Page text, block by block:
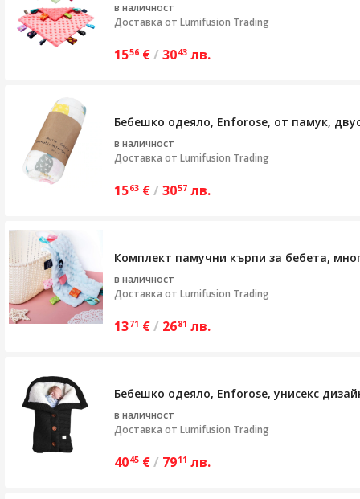
в наличност
Доставка от Lumifusion Trading
1556 €/ 3043 лв.
Бебешко одеяло, Enforose, от памук,
в наличност
Доставка от Lumifusion Trading
1563 €/ 3057 лв.
Комплект памучни кърпи за бебета,
в наличност
Доставка от Lumifusion Trading
1371 €/ 2681 лв.
Бебешко одеяло, Enforose, унисекс
в наличност
Доставка от Lumifusion Trading
4045 €/ 7911 лв.